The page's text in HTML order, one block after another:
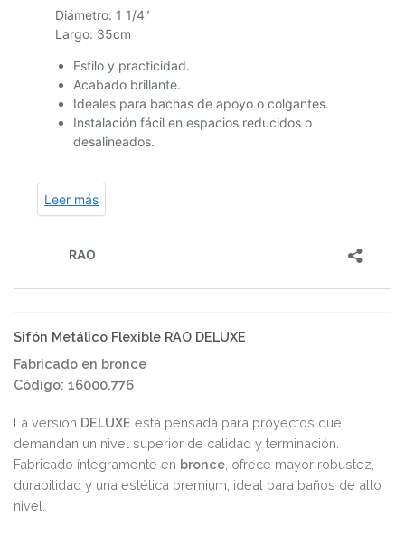
Sifón Metálico Flexible RAO DELUXE
Fabricado en bronce
Código: 16000.776
La versión DELUXE está pensada para proyectos que
demandan un nivel superior de calidad y terminación.
Fabricado íntegramente en bronce , ofrece mayor robustez,
durabilidad y una estética premium, ideal para baños de alto
nivel.